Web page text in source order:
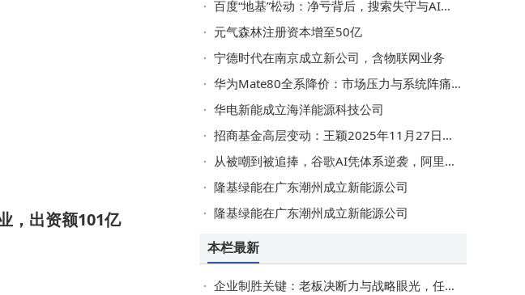
，出资额101亿
百度“地基”松动：净亏背后，搜索失守与AI托底困境下的未来入口探寻
元气森林注册资本增至50亿
宁德时代在南京成立新公司，含物联网业务
华为Mate80全系降价：市场压力与系统阵痛下的策略调整
华电新能成立海洋能源科技公司
招商基金高层变动：王颖2025年11月27日起接任董事长一职
从被嘲到被追捧，谷歌AI凭体系逆袭，阿里百度能否复制其成功路径？
隆基绿能在广东潮州成立新能源公司
隆基绿能在广东潮州成立新能源公司
本栏最新
企业制胜关键：老板决断力与战略眼光，任正非式智慧难以复制